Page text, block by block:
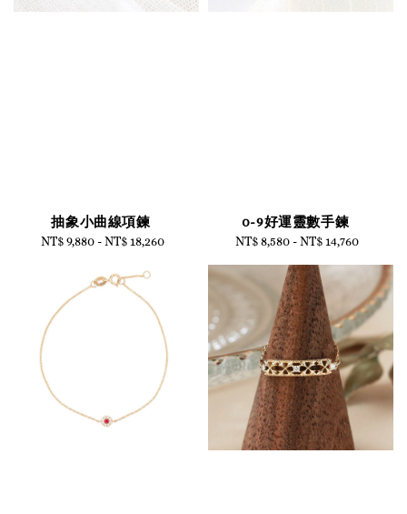
抽象小曲線項鍊
Regular
NT$ 9,880 -NT$ 18,260
0-9好運靈數手鍊
Regular
NT$ 8,580 -NT$ 14,760